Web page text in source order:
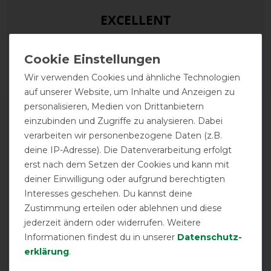
EXCELLENT
XL Original Turnout Lite 0g -
Navy/Navy & Red -
Weidedecke - Regendecke
Product Reviews
10
Product Rating
4.9/5
product experience
Wir verwenden Cookies und ähnliche Technologien
auf unserer Website, um Inhalte und Anzeigen zu
personalisieren, Medien von Drittanbietern
einzubinden und Zugriffe zu analysieren. Dabei
verarbeiten wir personenbezogene Daten (z.B.
deine IP-Adresse). Die Datenverarbeitung erfolgt
erst nach dem Setzen der Cookies und kann mit
deiner Einwilligung oder aufgrund berechtigten
Interesses geschehen. Du kannst deine
Zustimmung erteilen oder ablehnen und diese
jederzeit ändern oder widerrufen. Weitere
Informationen findest du in unserer Daten­schutz­
erklärung.